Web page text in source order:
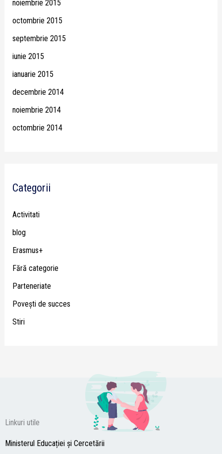
noiembrie 2015
octombrie 2015
septembrie 2015
iunie 2015
ianuarie 2015
decembrie 2014
noiembrie 2014
octombrie 2014
Categorii
Activitati
blog
Erasmus+
Fără categorie
Parteneriate
Poveşti de succes
Stiri
Linkuri utile
Ministerul Educației și Cercetării